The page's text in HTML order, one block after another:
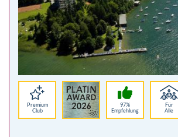
Premium
Club
97%
Empfehlung
Für
Alle